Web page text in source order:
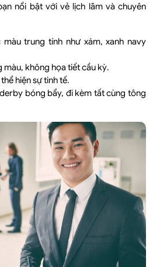
nổi bật với vẻ lịch lãm và chuyên
trung tính như xám, xanh navy
màu, không họa tiết cầu kỳ.
hiện sự tinh tế.
bóng bẩy, đi kèm tất cùng tông